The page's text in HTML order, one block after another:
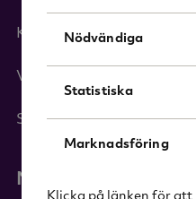
Nödvändiga
Statistiska
Marknadsföring
Kategorier
Varumärken
Sök i sortimentet
Nyhetsbrev